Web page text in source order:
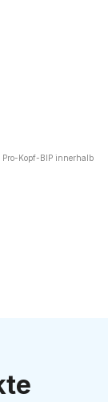
Kopf-BIP innerhalb